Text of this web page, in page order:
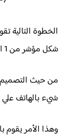
الخطوة التالية
شكل مؤشر من 1 الي 10.
من حيث التصميم
شيء بالهاتف
وهذا الأمر يقوم